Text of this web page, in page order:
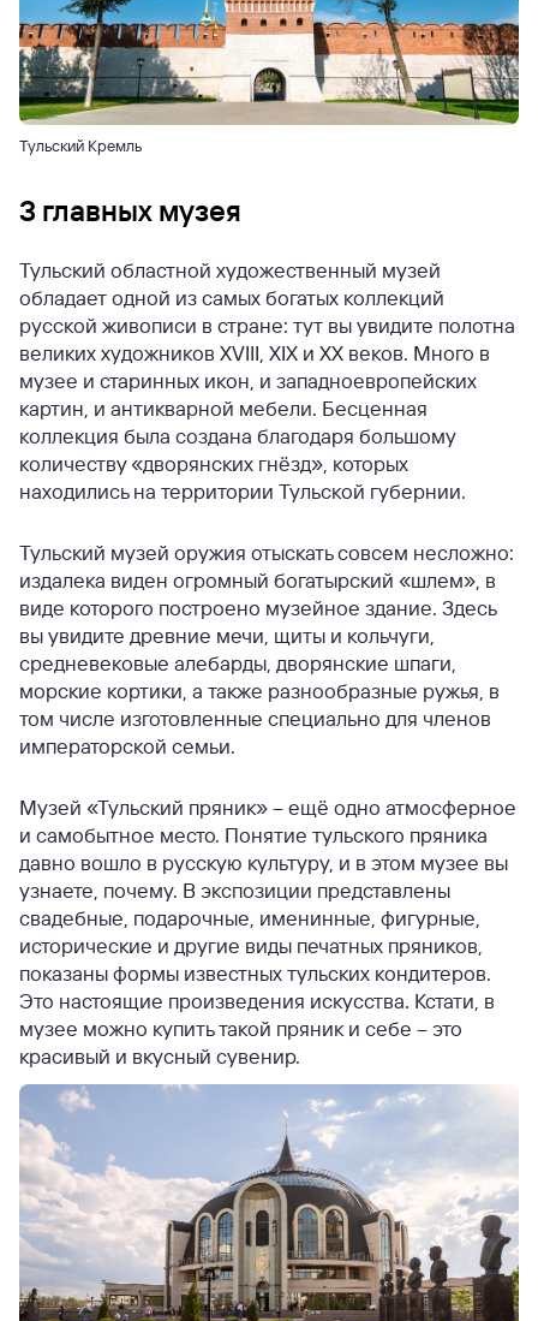
Тульский Кремль
3 главных музея
Тульский областной художественный музей
обладает одной из самых богатых коллекций
русской живописи в стране: тут вы увидите полотна
великих художников XVIII, XIX и XX веков. Много в
музее и старинных икон, и западноевропейских
картин, и антикварной мебели. Бесценная
коллекция была создана благодаря большому
количеству «дворянских гнёзд», которых
находились на территории Тульской губернии.
Тульский музей оружия отыскать совсем несложно:
издалека виден огромный богатырский «шлем», в
виде которого построено музейное здание. Здесь
вы увидите древние мечи, щиты и кольчуги,
средневековые алебарды, дворянские шпаги,
морские кортики, а также разнообразные ружья, в
том числе изготовленные специально для членов
императорской семьи.
Музей «Тульский пряник» – ещё одно атмосферное
и самобытное место. Понятие тульского пряника
давно вошло в русскую культуру, и в этом музее вы
узнаете, почему. В экспозиции представлены
свадебные, подарочные, именинные, фигурные,
исторические и другие виды печатных пряников,
показаны формы известных тульских кондитеров.
Это настоящие произведения искусства. Кстати, в
музее можно купить такой пряник и себе – это
красивый и вкусный сувенир.